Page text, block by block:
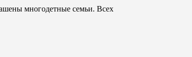
многодетные семьи. Всех